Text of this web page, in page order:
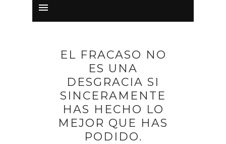
EL FRACASO NO
ES UNA
DESGRACIA SI
SINCERAMENTE
HAS HECHO LO
MEJOR QUE HAS
PODIDO.